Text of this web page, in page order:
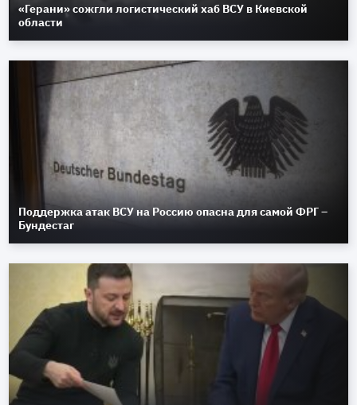
«Герани» сожгли логистический хаб ВСУ в Киевской
области
Поддержка атак ВСУ на Россию опасна для самой ФРГ –
Бундестаг